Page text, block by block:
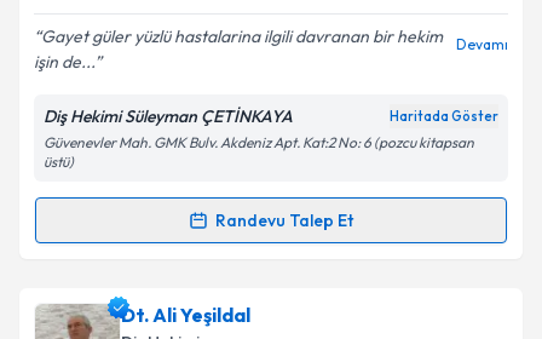
Gayet güler yüzlü hastalarina ilgili davranan bir hekim
işin de...
Devamı
Diş Hekimi Süleyman ÇETİNKAYA Haritada Göster
Güvenevler Mah. GMK Bulv. Akdeniz Apt. Kat:2 No: 6 (pozcu kitapsan
üstü)
Randevu Talep Et
Randevu Takvimi Talebi
Dt. Süleyman Çetinkaya
Dt. Ali Yeşildal